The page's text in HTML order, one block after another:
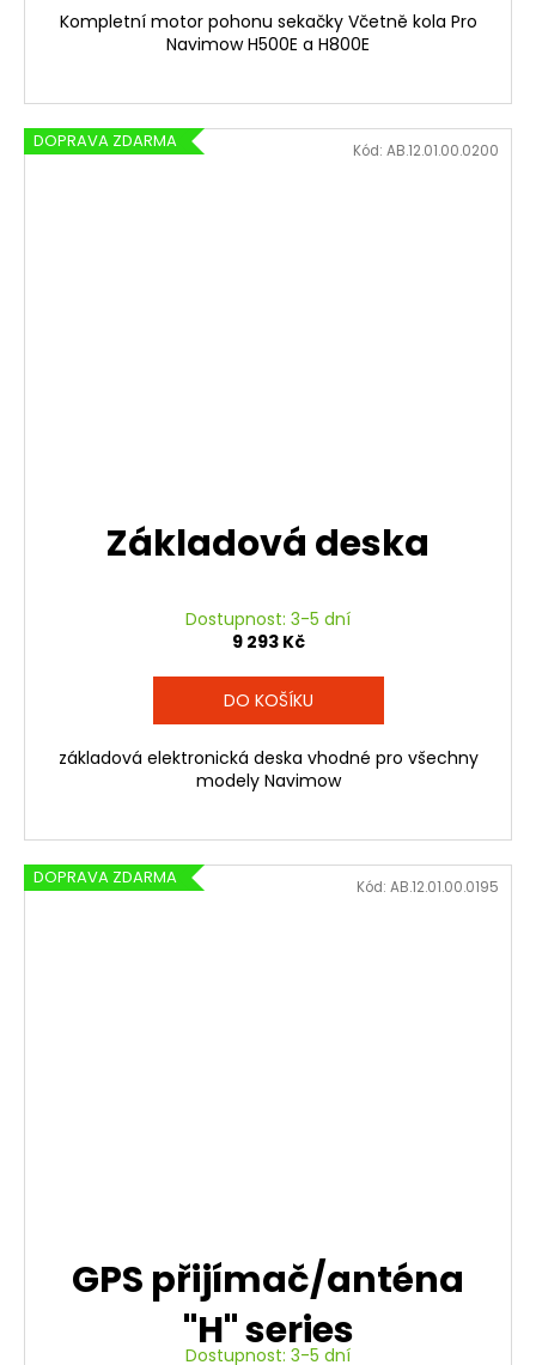
Kompletní motor pohonu sekačky Včetně kola Pro
Navimow H500E a H800E
DOPRAVA ZDARMA
Základová deska
Dostupnost: 3-5 dní
9 293 Kč
DO KOŠÍKU
základová elektronická deska vhodné pro všechny
modely Navimow
Kód: AB.12.01.00.0200
DOPRAVA ZDARMA
GPS přijímač/anténa
"H" series
Dostupnost: 3-5 dní
Kód: AB.12.01.00.0195